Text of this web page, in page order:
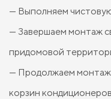
— Выполняем
— Завершаем монтаж
придомовой
— Продолжаем монтаж
корзин